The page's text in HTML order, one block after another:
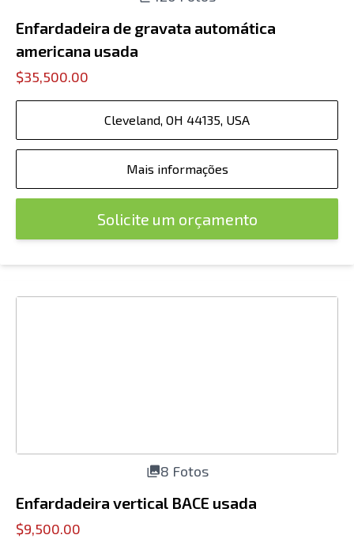
Enfardadeira de gravata automática
americana usada
$35,500.00
Cleveland, OH 44135, USA
Mais informações
Solicite um orçamento
8 Fotos
Enfardadeira vertical BACE usada
$9,500.00